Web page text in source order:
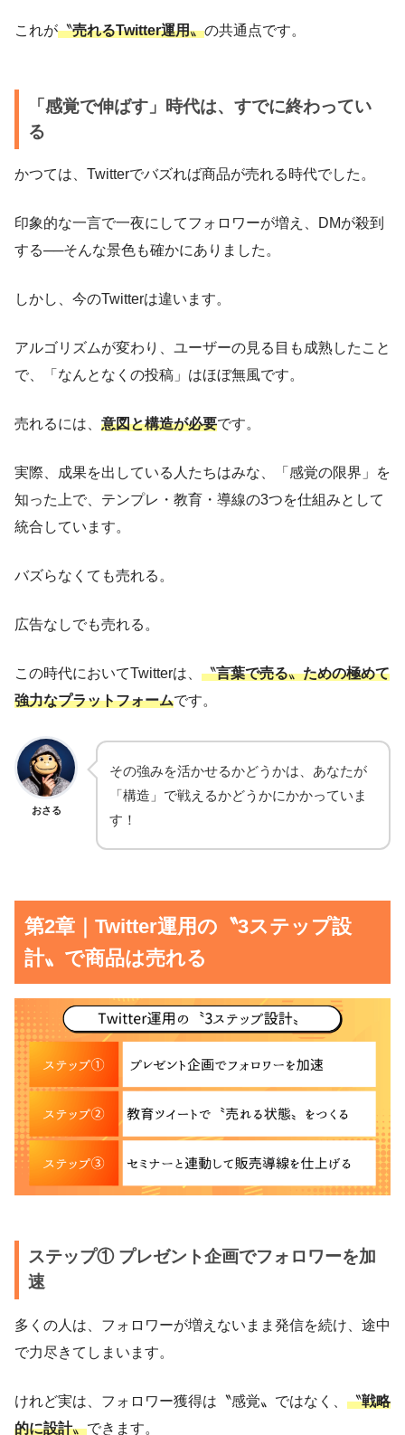
これが〝売れるTwitter運用〟の共通点です。
「感覚で伸ばす」時代は、すでに終わってい
る
かつては、Twitterでバズれば商品が売れる時代でした。
印象的な一言で一夜にしてフォロワーが増え、DMが殺到
する──そんな景色も確かにありました。
しかし、今のTwitterは違います。
アルゴリズムが変わり、ユーザーの見る目も成熟したこと
で、「なんとなくの投稿」はほぼ無風です。
売れるには、 意図と構造が必要です。
実際、成果を出している人たちはみな、「感覚の限界」を
知った上で、テンプレ・教育・導線の3つを仕組みとして
統合しています。
バズらなくても売れる。
広告なしでも売れる。
この時代においてTwitterは、 〝言葉で売る〟ための極めて
強力なプラットフォームです。
おさる
その強みを活かせるかどうかは、あなたが
「構造」で戦えるかどうかにかかっていま
す！
第2章｜Twitter運用の〝3ステップ設
計〟で商品は売れる
ステップ① プレゼント企画でフォロワーを加
速
多くの人は、フォロワーが増えないまま発信を続け、途中
で力尽きてしまいます。
けれど実は、フォロワー獲得は〝感覚〟ではなく、 〝戦略
的に設計〟できます。